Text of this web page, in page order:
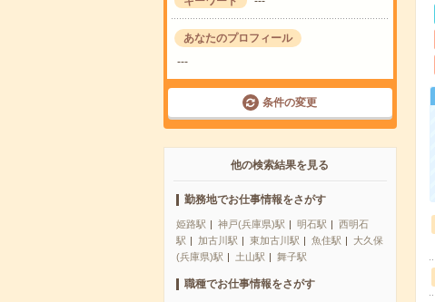
あなたのプロフィール
---
条件の変更
他の検索結果を見る
勤務地でお仕事情報をさがす
姫路駅 神戸(兵庫県)駅 明石駅
西明石
駅
加古川駅 東加古川駅 魚住駅
大久保
(兵庫県)駅
土山駅 舞子駅
職種でお仕事情報をさがす